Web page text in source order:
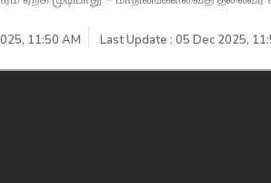
11:50 AM Last Update : 05 Dec 2025,